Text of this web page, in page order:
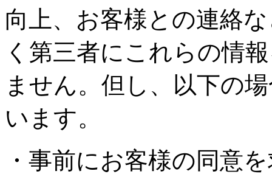
向上、お客様との連絡
く第三者にこれらの情
ません。但し、以下の
います。
・事前にお客様の同意